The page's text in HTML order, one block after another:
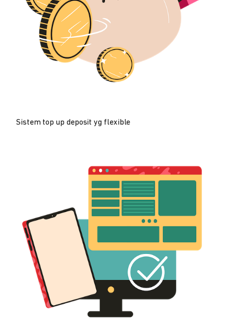
Sistem top up deposit yg flexible